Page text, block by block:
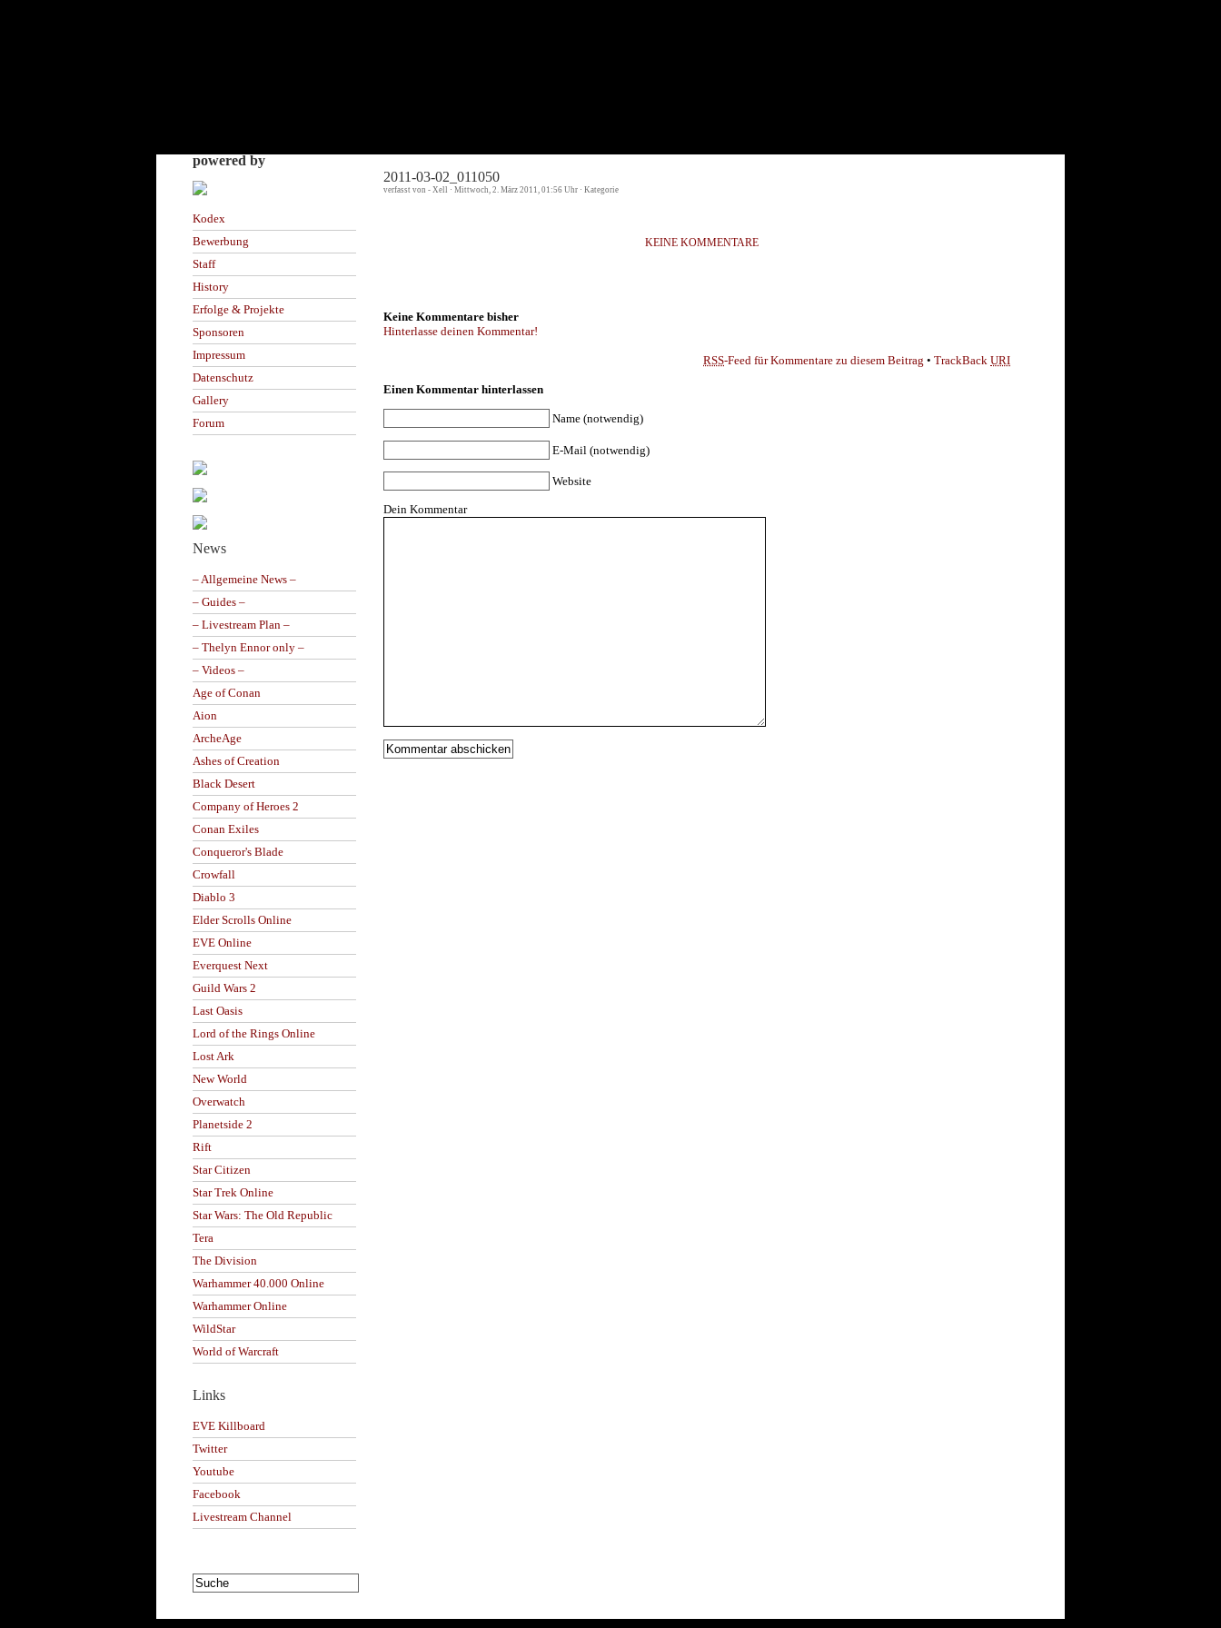
powered by
Kodex
Bewerbung
Staff
History
Erfolge & Projekte
Sponsoren
Impressum
Datenschutz
Gallery
Forum
News
– Allgemeine News –
– Guides –
– Livestream Plan –
– Thelyn Ennor only –
– Videos –
Age of Conan
Aion
ArcheAge
Ashes of Creation
Black Desert
Company of Heroes 2
Conan Exiles
Conqueror's Blade
Crowfall
Diablo 3
Elder Scrolls Online
EVE Online
Everquest Next
Guild Wars 2
Last Oasis
Lord of the Rings Online
Lost Ark
New World
Overwatch
Planetside 2
Rift
Star Citizen
Star Trek Online
Star Wars: The Old Republic
Tera
The Division
Warhammer 40.000 Online
Warhammer Online
WildStar
World of Warcraft
Links
EVE Killboard
Twitter
Youtube
Facebook
Livestream Channel
2011-03-02_011050
verfasst von - Xell · Mittwoch, 2. März 2011, 01:56 Uhr · Kategorie
KEINE KOMMENTARE
Keine Kommentare bisher
Hinterlasse deinen Kommentar!
RSS-Feed für Kommentare zu diesem Beitrag • TrackBack URI
Einen Kommentar hinterlassen
Name (notwendig)
E-Mail (notwendig)
Website
Dein Kommentar